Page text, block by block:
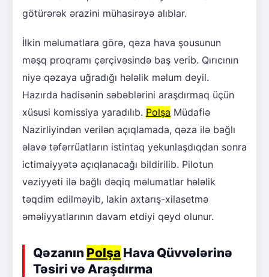
götürərək ərazini mühasirəyə alıblar.
İlkin məlumatlara görə, qəza hava şousunun
məşq proqramı çərçivəsində baş verib. Qırıcının
niyə qəzaya uğradığı hələlik məlum deyil.
Hazırda hadisənin səbəblərini araşdırmaq üçün
xüsusi komissiya yaradılıb. Polşa Müdafiə
Nazirliyindən verilən açıqlamada, qəza ilə bağlı
əlavə təfərrüatların istintaq yekunlaşdıqdan sonra
ictimaiyyətə açıqlanacağı bildirilib. Pilotun
vəziyyəti ilə bağlı dəqiq məlumatlar hələlik
təqdim edilməyib, lakin axtarış-xilasetmə
əməliyyatlarının davam etdiyi qeyd olunur.
Qəzanın Polşa Hava Qüvvələrinə
Təsiri və Araşdırma